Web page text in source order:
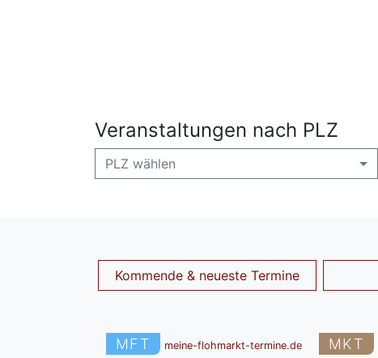
Veranstaltungen nach PLZ
PLZ wählen
Kommende & neueste Termine
MFT meine-flohmarkt-termine.de MKT